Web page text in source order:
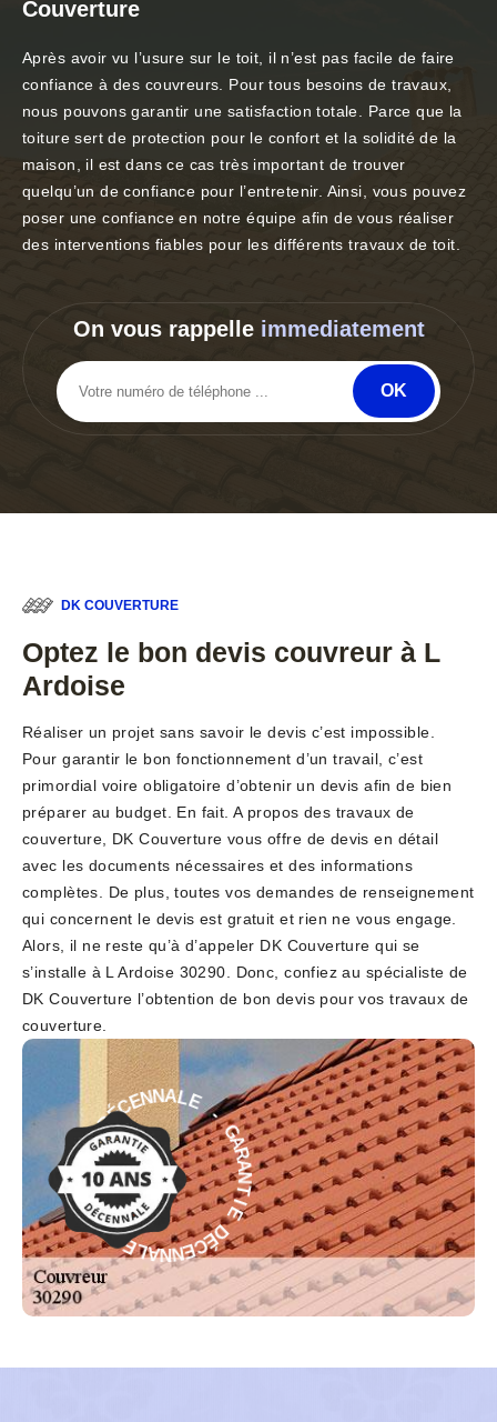
Couverture
Après avoir vu l’usure sur le toit, il n’est pas facile de faire
confiance à des couvreurs. Pour tous besoins de travaux,
nous pouvons garantir une satisfaction totale. Parce que la
toiture sert de protection pour le confort et la solidité de la
maison, il est dans ce cas très important de trouver
quelqu’un de confiance pour l’entretenir. Ainsi, vous pouvez
poser une confiance en notre équipe afin de vous réaliser
des interventions fiables pour les différents travaux de toit.
On vous rappelle immediatement
DK COUVERTURE
Optez le bon devis couvreur à L
Ardoise
Réaliser un projet sans savoir le devis c’est impossible.
Pour garantir le bon fonctionnement d’un travail, c’est
primordial voire obligatoire d’obtenir un devis afin de bien
préparer au budget. En fait. A propos des travaux de
couverture, DK Couverture vous offre de devis en détail
avec les documents nécessaires et des informations
complètes. De plus, toutes vos demandes de renseignement
qui concernent le devis est gratuit et rien ne vous engage.
Alors, il ne reste qu’à d’appeler DK Couverture qui se
s’installe à L Ardoise 30290. Donc, confiez au spécialiste de
DK Couverture l’obtention de bon devis pour vos travaux de
couverture.
G
A
R
A
N
T
I
E
D
É
C
E
N
NALE - GAR
A
N
T
I
E
D
É
C
E
N
N
A
L
E
-